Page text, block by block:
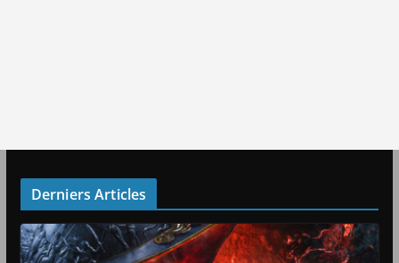
Derniers Articles